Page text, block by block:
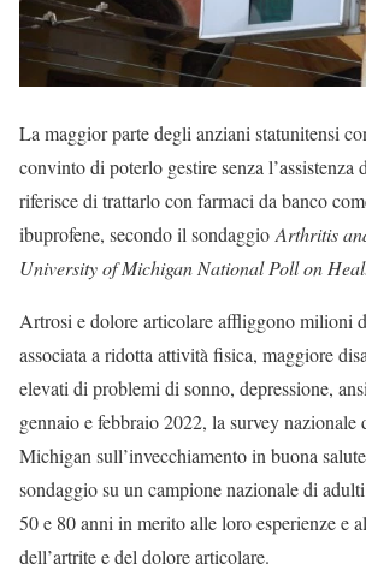
La maggior parte degli anziani statunitensi
convinto di poterlo gestire senza
riferisce di trattarlo con farmaci da banco
ibuprofene, secondo il sondaggio Arthritis
University of Michigan National Poll on
Artrosi e dolore articolare affliggono milioni
associata a ridotta attività fisica, maggiore
elevati di problemi di sonno, depressione,
gennaio e febbraio 2022, la survey nazionale
Michigan sull’invecchiamento in buona
sondaggio su un campione nazionale di
50 e 80 anni in merito alle loro esperienze e
dell’artrite e del dolore articolare.